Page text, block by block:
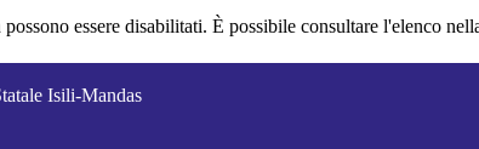
essere disabilitati. È possibile consultare l'elenco
Isili-Mandas